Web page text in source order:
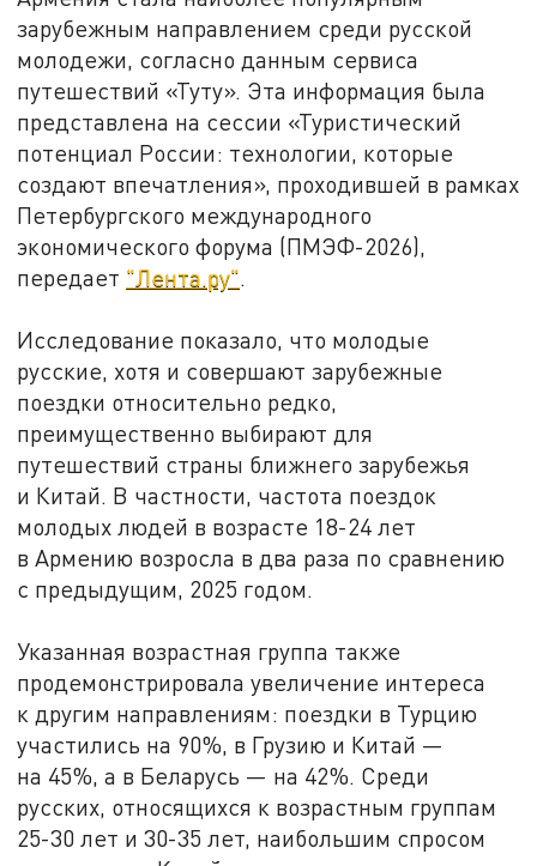
зарубежным направлением среди русской
молодежи, согласно данным сервиса
путешествий «Туту». Эта информация была
представлена на сессии «Туристический
потенциал России: технологии, которые
создают впечатления», проходившей в рамках
Петербургского международного
экономического форума (ПМЭФ-2026),
передает "Лента.ру".
Исследование показало, что молодые
русские, хотя и совершают зарубежные
поездки относительно редко,
преимущественно выбирают для
путешествий страны ближнего зарубежья
и Китай. В частности, частота поездок
молодых людей в возрасте 18-24 лет
в Армению возросла в два раза по сравнению
с предыдущим, 2025 годом.
Указанная возрастная группа также
продемонстрировала увеличение интереса
к другим направлениям: поездки в Турцию
участились на 90%, в Грузию и Китай —
на 45%, а в Беларусь — на 42%. Среди
русских, относящихся к возрастным группам
25-30 лет и 30-35 лет, наибольшим спросом